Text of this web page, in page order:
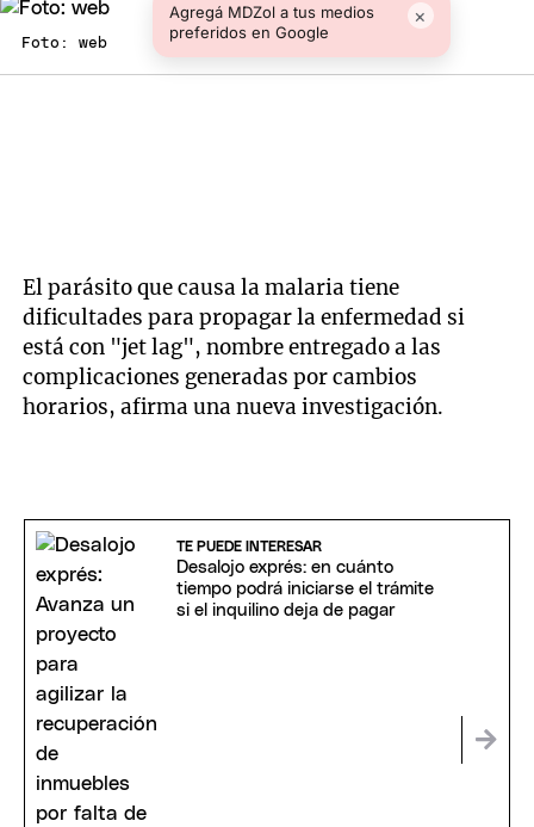
Agregá MDZol a tus medios
preferidos en Google
×
Foto: web
El parásito que causa la malaria tiene
dificultades para propagar la enfermedad si
está con "jet lag", nombre entregado a las
complicaciones generadas por cambios
horarios, afirma una nueva investigación.
TE PUEDE INTERESAR
Desalojo exprés: en cuánto
tiempo podrá iniciarse el trámite
si el inquilino deja de pagar